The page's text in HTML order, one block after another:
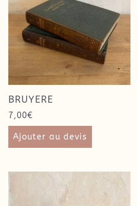
BRUYERE
7,00€
Ajouter au devis